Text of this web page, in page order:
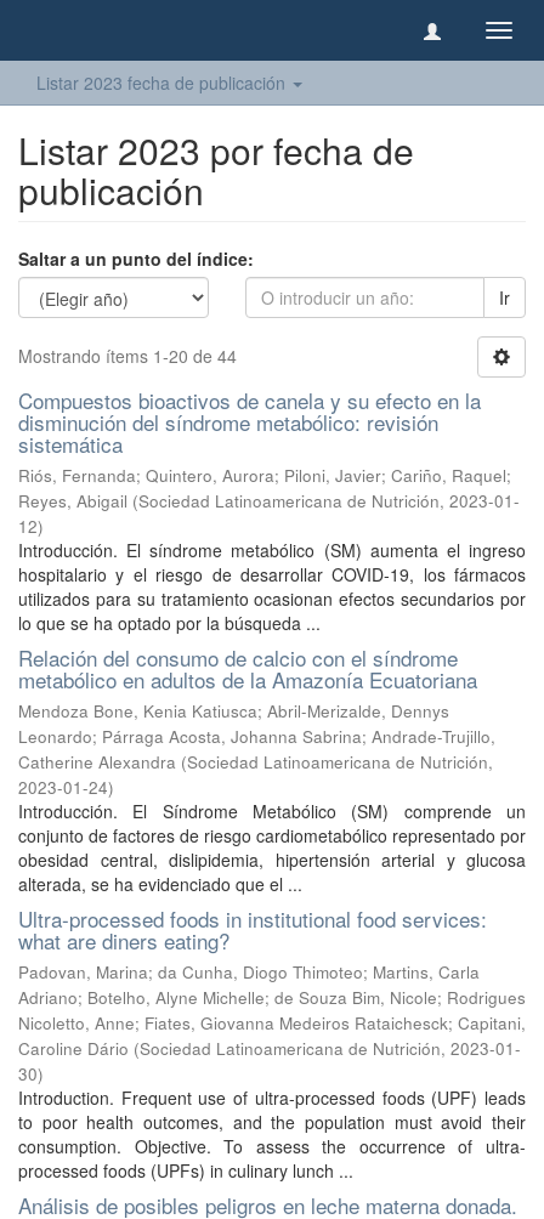
Listar 2023 fecha de publicación
Listar 2023 por fecha de
publicación
Saltar a un punto del índice:
Ir
Mostrando ítems 1-20 de 44
Compuestos bioactivos de canela y su efecto en la
disminución del síndrome metabólico: revisión
sistemática
Riós, Fernanda; Quintero, Aurora; Piloni, Javier; Cariño, Raquel;
Reyes, Abigail (Sociedad Latinoamericana de Nutrición, 2023-01-
12)
Introducción. El síndrome metabólico (SM) aumenta el ingreso
hospitalario y el riesgo de desarrollar COVID-19, los fármacos
utilizados para su tratamiento ocasionan efectos secundarios por
lo que se ha optado por la búsqueda ...
Relación del consumo de calcio con el síndrome
metabólico en adultos de la Amazonía Ecuatoriana
Mendoza Bone, Kenia Katiusca; Abril-Merizalde, Dennys
Leonardo; Párraga Acosta, Johanna Sabrina; Andrade-Trujillo,
Catherine Alexandra (Sociedad Latinoamericana de Nutrición,
2023-01-24)
Introducción. El Síndrome Metabólico (SM) comprende un
conjunto de factores de riesgo cardiometabólico representado por
obesidad central, dislipidemia, hipertensión arterial y glucosa
alterada, se ha evidenciado que el ...
Ultra-processed foods in institutional food services:
what are diners eating?
Padovan, Marina; da Cunha, Diogo Thimoteo; Martins, Carla
Adriano; Botelho, Alyne Michelle; de Souza Bim, Nicole; Rodrigues
Nicoletto, Anne; Fiates, Giovanna Medeiros Rataichesck; Capitani,
Caroline Dário (Sociedad Latinoamericana de Nutrición, 2023-01-
30)
Introduction. Frequent use of ultra-processed foods (UPF) leads
to poor health outcomes, and the population must avoid their
consumption. Objective. To assess the occurrence of ultra-
processed foods (UPFs) in culinary lunch ...
Análisis de posibles peligros en leche materna donada.